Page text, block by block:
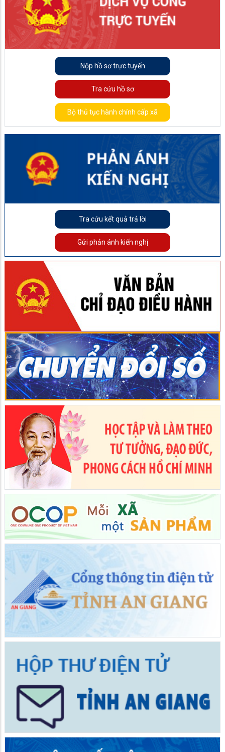
Nộp hồ sơ trực tuyến
Tra cứu hồ sơ
Bộ thủ tục hành chính cấp xã
Tra cứu kết quả trả lời
Gửi phản ánh kiến nghị